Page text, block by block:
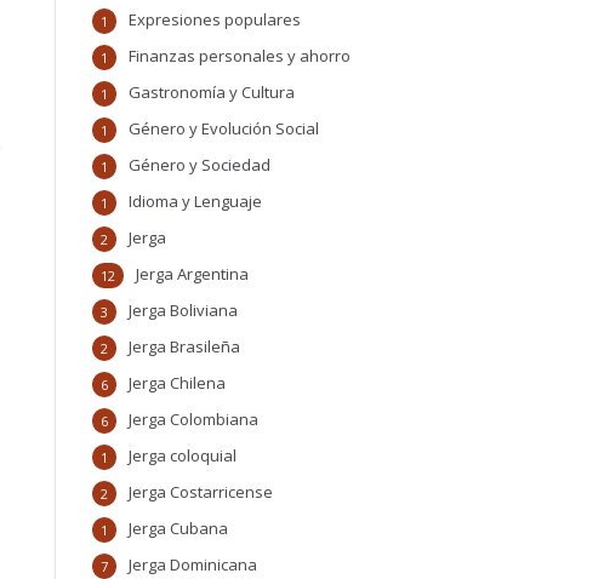
Expresiones populares
1
Finanzas personales y ahorro
1
Gastronomía y Cultura
1
Género y Evolución Social
1
Género y Sociedad
1
Idioma y Lenguaje
1
Jerga
2
Jerga Argentina
12
Jerga Boliviana
3
Jerga Brasileña
2
Jerga Chilena
6
Jerga Colombiana
6
Jerga coloquial
1
Jerga Costarricense
2
Jerga Cubana
1
Jerga Dominicana
7